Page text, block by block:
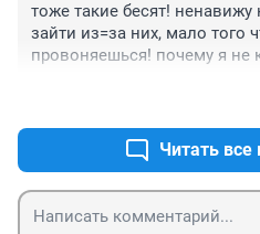
тоже такие бесят!
зайти из=за них, мало того
провоняешься! почему я не
Читать